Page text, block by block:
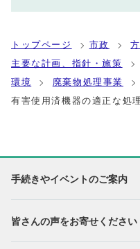
トップページ 市政
主要な計画、指針・施策
環境
廃棄物処理事業
有害使用済機器の適正な処
手続きやイベントのご案内
皆さんの声をお寄せください